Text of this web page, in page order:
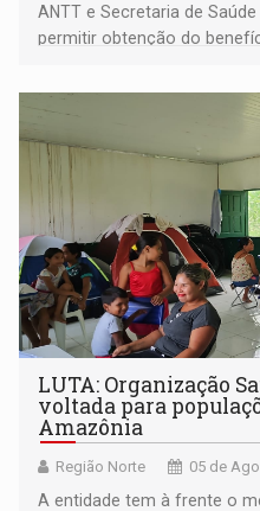
ANTT e Secretaria de
permitir obtenção do
LUTA: Organização
voltada para
Amazônia
Região Norte 05 de
A entidade tem à frente o